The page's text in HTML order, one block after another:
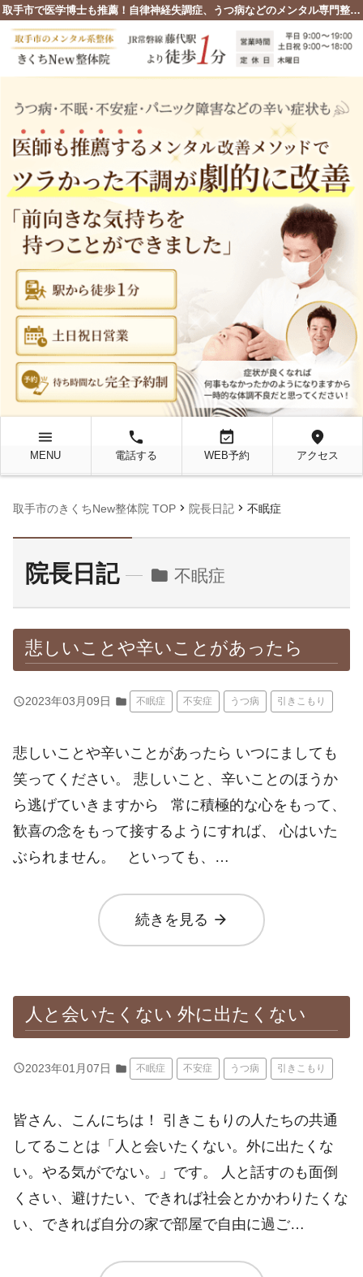
取手市で医学博士も推薦！自律神経失調症、うつ病などのメンタル専門整体院
menu
MENU
local_phone
電話する
event_available
WEB予約
location_on
アクセス
取手市のきくちNew整体院 TOP chevron_right 院長日記 chevron_right 不眠症
院長日記 folder 不眠症
悲しいことや辛いことがあったら
query_builder2023年03月09日 folder 不眠症 不安症 うつ病 引きこもり
悲しいことや辛いことがあったら いつにましても
笑ってください。 悲しいこと、辛いことのほうか
ら逃げていきますから 常に積極的な心をもって、
歓喜の念をもって接するようにすれば、 心はいた
ぶられません。 といっても、…
続きを見る arrow_forward
人と会いたくない 外に出たくない
query_builder2023年01月07日 folder 不眠症 不安症 うつ病 引きこもり
皆さん、こんにちは！ 引きこもりの人たちの共通
してることは「人と会いたくない。外に出たくな
い。やる気がでない。」です。 人と話すのも面倒
くさい、避けたい、できれば社会とかかわりたくな
い、できれば自分の家で部屋で自由に過ご…